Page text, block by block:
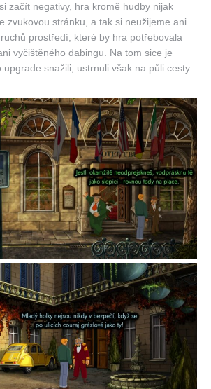
začít negativy, hra kromě hudby nijak
zvukovou stránku, a tak si neužijeme ani
prostředí, které by hra potřebovala
vyčištěného dabingu. Na tom sice je
upgrade snažili, ustrnuli však na půli cesty.